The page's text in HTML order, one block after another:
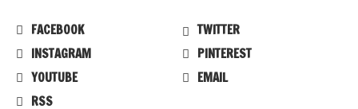
FACEBOOK
TWITTER
INSTAGRAM
PINTEREST
YOUTUBE
EMAIL
RSS